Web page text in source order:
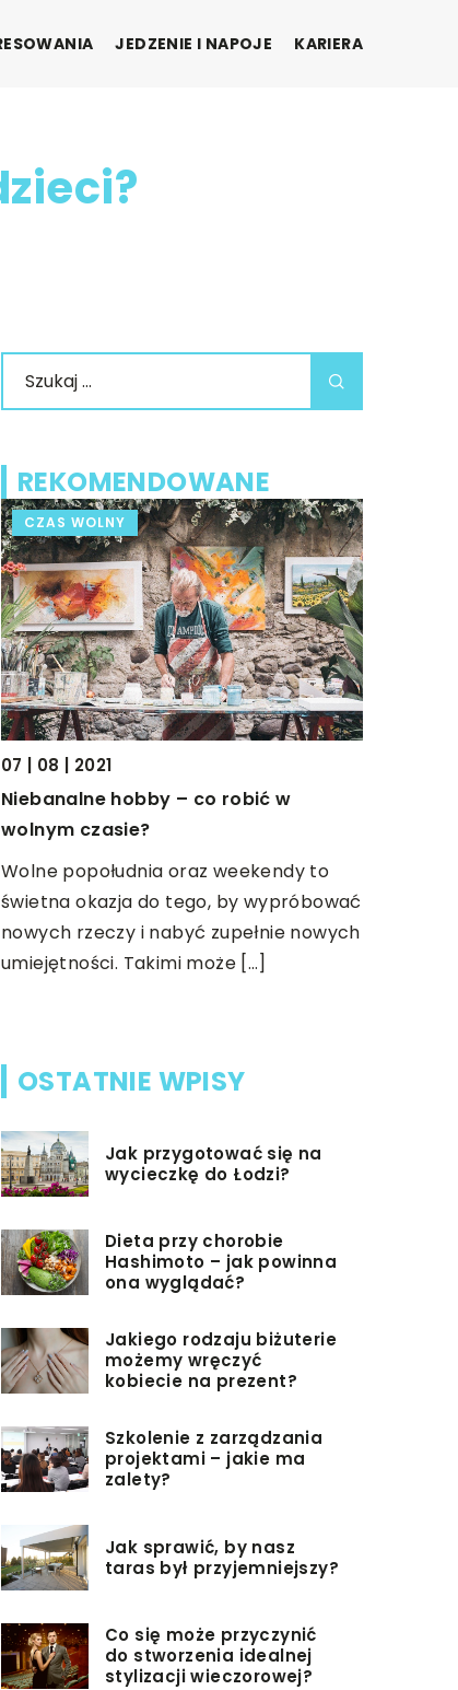
JEDZENIE I NAPOJE KARIERA
REKOMENDOWANE
CZAS WOLNY
07 | 08 | 2021
Niebanalne hobby – co robić w
wolnym czasie?
Wolne popołudnia oraz weekendy to
świetna okazja do tego, by wypróbować
nowych rzeczy i nabyć zupełnie nowych
umiejętności. Takimi może […]
OSTATNIE WPISY
Jak przygotować się na
wycieczkę do Łodzi?
Dieta przy chorobie
Hashimoto – jak powinna
ona wyglądać?
Jakiego rodzaju biżuterie
możemy wręczyć
kobiecie na prezent?
Szkolenie z zarządzania
projektami – jakie ma
zalety?
Jak sprawić, by nasz
taras był przyjemniejszy?
Co się może przyczynić
do stworzenia idealnej
stylizacji wieczorowej?